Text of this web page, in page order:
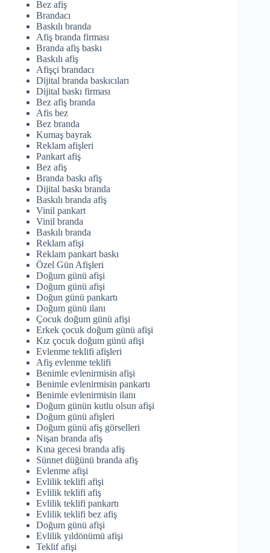
Bez afiş
Brandacı
Baskılı branda
Afiş branda firması
Branda afiş baskı
Baskılı afiş
Afişçi brandacı
Dijital branda baskıcıları
Dijital baskı firması
Bez afiş branda
Afis bez
Bez branda
Kumaş bayrak
Reklam afişleri
Pankart afiş
Bez afiş
Branda baskı afiş
Dijital baskı branda
Baskılı branda afiş
Vinil pankart
Vinil branda
Baskılı branda
Reklam afişi
Reklam pankart baskı
Özel Gün Afişleri
Doğum günü afişi
Doğum günü afişi
Doğun günü pankartı
Doğum günü ilanı
Çocuk doğum günü afişi
Erkek çocuk doğum günü afişi
Kız çocuk doğum günü afişi
Evlenme teklifi afişleri
Afiş evlenme teklifi
Benimle evlenirmisin afişi
Benimle evlenirmisin pankartı
Benimle evlenirmisin ilanı
Doğum günün kutlu olsun afişi
Doğum günü afişleri
Doğum günü afiş görselleri
Nişan branda afiş
Kına gecesi branda afiş
Sünnet düğünü branda afiş
Evlenme afişi
Evlilik teklifi afişi
Evlilik teklifi afiş
Evlilik teklifi pankartı
Evlilik teklifi bez afiş
Doğum günü afişi
Evlilik yıldönümü afişi
Teklif afişi